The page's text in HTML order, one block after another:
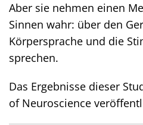
Aber sie nehmen einen
Sinnen wahr: über den
Körpersprache und die
sprechen.
Das Ergebnisse dieser
of Neuroscience